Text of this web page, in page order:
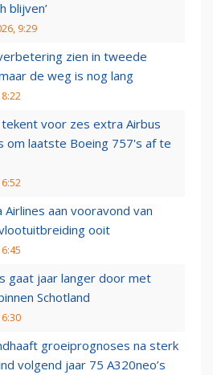
blijven’
9:29
zien in tweede
de weg is nog lang
tekent voor zes extra Airbus
om laatste Boeing 757's af te
Airlines aan vooravond van
ooit
gaat jaar langer door met
Schotland
groeiprognoses na sterk
volgend jaar 75 A320neo’s